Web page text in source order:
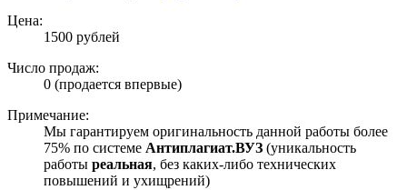
Цена:
1500 рублей
Число продаж:
0 (продается впервые)
Примечание:
Мы гарантируем оригинальность данной работы более
75% по системе Антиплагиат.ВУЗ (уникальность
работы реальная, без каких-либо технических
повышений и ухищрений)